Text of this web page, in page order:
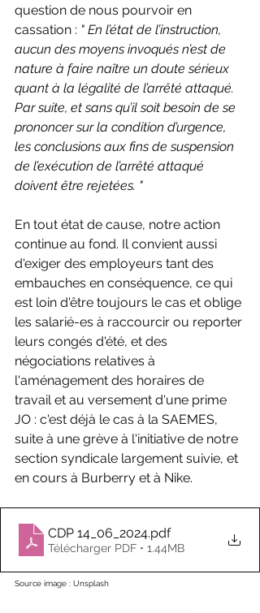
question de nous pourvoir en
cassation : " En l’état de l’instruction,
aucun des moyens invoqués n’est de
nature à faire naître un doute sérieux
quant à la légalité de l’arrêté attaqué.
Par suite, et sans qu’il soit besoin de se
prononcer sur la condition d’urgence,
les conclusions aux fins de suspension
de l’exécution de l’arrêté attaqué
doivent être rejetées. "
En tout état de cause, notre action
continue au fond. Il convient aussi
d'exiger des employeurs tant des
embauches en conséquence, ce qui
est loin d'être toujours le cas et oblige
les salarié-es à raccourcir ou reporter
leurs congés d'été, et des
négociations relatives à
l'aménagement des horaires de
travail et au versement d'une prime
JO : c'est déjà le cas à la SAEMES,
suite à une grève à l'initiative de notre
section syndicale largement suivie, et
en cours à Burberry et à Nike.
CDP 14_06_2024.pdf
Télécharger PDF • 1.44MB
Source image : Unsplash